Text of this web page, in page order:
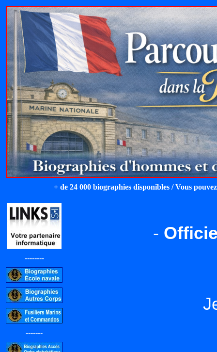
+ de 24 000 biographies disponibles / Vous
--------
-------
-